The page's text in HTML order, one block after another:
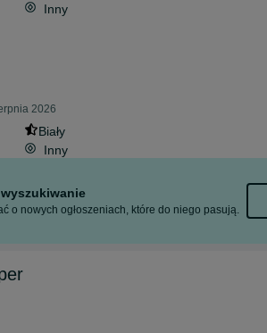
Inny
2026
Biały
Inny
o nowych ogłoszeniach, które do niego pasują.